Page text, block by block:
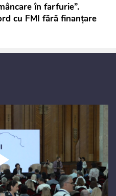
în farfurie”.
cu FMI fără finanțare